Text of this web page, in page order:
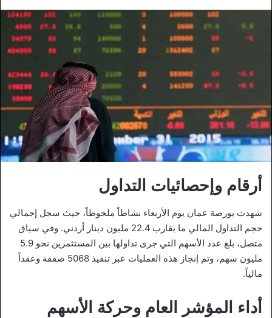
إلكترونيا
أرقام وإحصائيات التداول
شهدت بورصة عمان يوم الأربعاء نشاطاً ملحوظاً، حيث سجل إجمالي
حجم التداول المالي ما يقارب 22.4 مليون دينار أردني. وفي سياق
متصل، بلغ عدد الأسهم التي جرى تداولها بين المستثمرين نحو 5.9
مليون سهم، وتم إنجاز هذه العمليات عبر تنفيذ 5068 صفقة وعقداً
مالياً.
أداء المؤشر العام وحركة الأسهم